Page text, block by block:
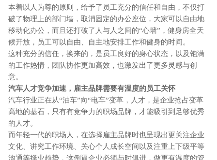
本着以人为尊的原则，给予了员工充分的信任和自由，不仅打
破了物理上的部门墙，取消固定的办公座位，大家可以自由地
移动化办公，而且还打破了人与人之间的“心墙”，健身房全天
候开放，员工可以自由、自主地安排工作和健身的时间。
这种充分的信任，换来的，是员工良好的身心状态，以及饱满
的工作热情，团队协作更加高效，也激发出了更多灵感与创
意。
汽车人才竞争加速，雇主品牌需要有温度的员工关怀
汽车行业正在从“油车”向“电车”变革，人才，是企业抢占变革
高地的基石，只有有竞争力的职场品牌，才能吸引到足够优秀
的人才。
而年轻一代的职场人，在选择雇主品牌时也呈现出更关注企业
文化、讲究工作环境、关心个人成长空间以及注重上下级平等
沟通等择业趋势，这倒逼企业必须与时俱进，做更有温度的管